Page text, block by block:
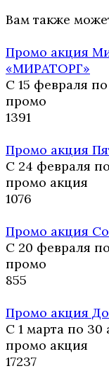
Вам также
Промо акция
«МИРАТОРГ»
С 15 февраля
промо
1391
Промо акция
С 24 февраля
промо акция
1076
Промо акция
С 20 февраля
промо
855
Промо акция
С 1 марта по 30
промо акция
17237